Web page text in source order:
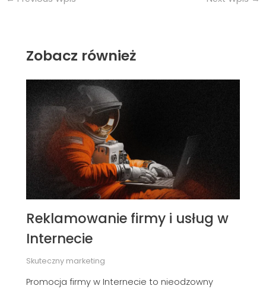
Zobacz również
Reklamowanie firmy i usług w
Internecie
Skuteczny marketing
Promocja firmy w Internecie to nieodzowny